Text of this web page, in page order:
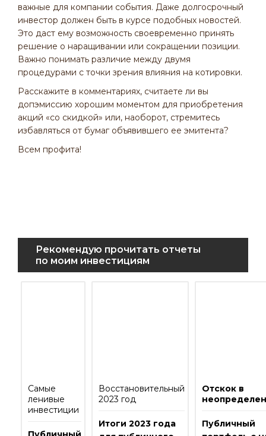
важные для компании события. Даже долгосрочный
инвестор должен быть в курсе подобных новостей.
Это даст ему возможность своевременно принять
решение о наращивании или сокращении позиции.
Важно понимать различие между двумя
процедурами с точки зрения влияния на котировки.
Расскажите в комментариях, считаете ли вы
допэмиссию хорошим моментом для приобретения
акций «со скидкой» или, наоборот, стремитесь
избавляться от бумаг объявившего ее эмитента?
Всем профита!
Рекомендую прочитать отчеты
по моим инвестициям
Самые
ленивые
инвестиции
Восстановительный
2023 год
Итоги 2023 года
Отскок в
Публичный